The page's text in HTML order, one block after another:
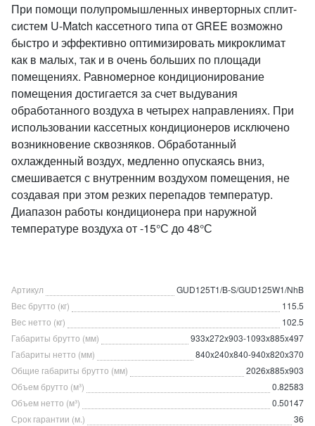
При помощи полупромышленных инверторных сплит-
систем U-Match кассетного типа от GREE возможно
быстро и эффективно оптимизировать микроклимат
как в малых, так и в очень больших по площади
помещениях. Равномерное кондиционирование
помещения достигается за счет выдувания
обработанного воздуха в четырех направлениях. При
использовании кассетных кондиционеров исключено
возникновение сквозняков. Обработанный
охлажденный воздух, медленно опускаясь вниз,
смешивается с внутренним воздухом помещения, не
создавая при этом резких перепадов температур.
Диапазон работы кондиционера при наружной
температуре воздуха от -15°С до 48°С
Артикул
GUD125T1/B-S/GUD125W1/NhB
Вес брутто (кг)
115.5
Вес нетто (кг)
102.5
Габариты брутто (мм)
933x272x903-1093x885x497
Габариты нетто (мм)
840x240x840-940x820x370
Общие габариты брутто (мм)
2026x885x903
Объем брутто (м³)
0.82583
Объем нетто (м³)
0.50147
Срок гарантии (м.)
36